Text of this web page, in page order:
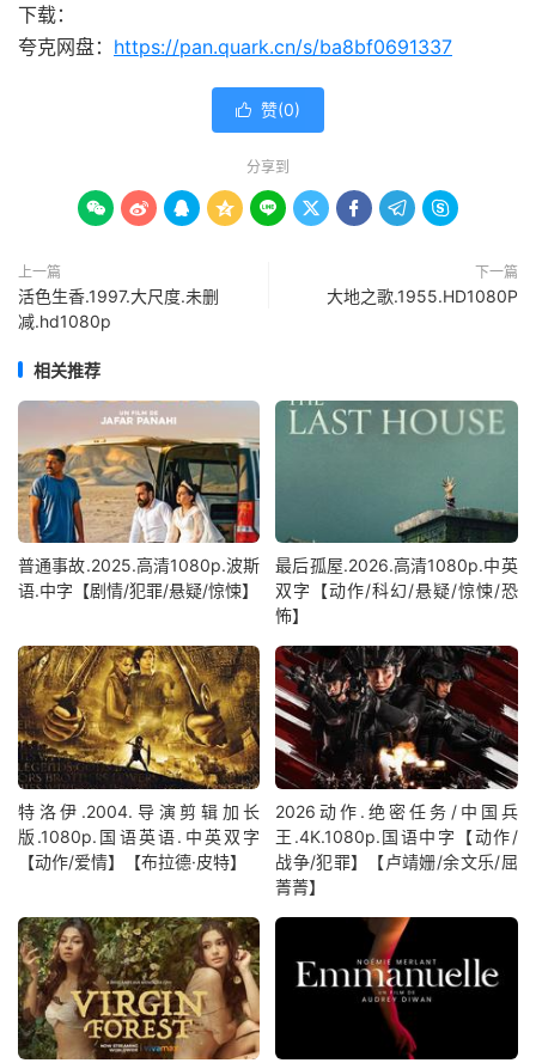
下载：
夸克网盘： https://pan.quark.cn/s/ba8bf0691337
 赞(0)
分享到
        
上一篇
活色生香.1997.大尺度.未删
减.hd1080p
下一篇
大地之歌.1955.HD1080P
相关推荐
普通事故.2025.高清1080p.波斯
语.中字【剧情/犯罪/悬疑/惊悚】
最后孤屋.2026.高清1080p.中英
双字【动作/科幻/悬疑/惊悚/恐
怖】
特洛伊.2004.导演剪辑加长
版.1080p.国语英语.中英双字
【动作/爱情】【布拉德·皮特】
2026动作.绝密任务/中国兵
王.4K.1080p.国语中字【动作/
战争/犯罪】【卢靖姗/余文乐/屈
菁菁】